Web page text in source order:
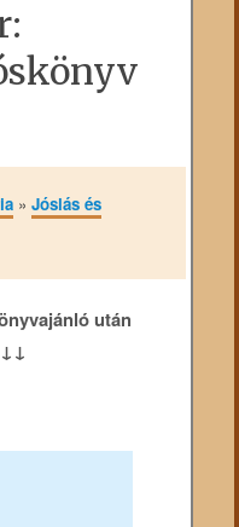
» Jóslás és
után